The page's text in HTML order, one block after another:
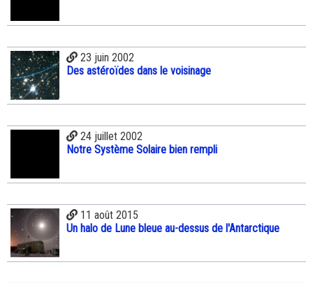
23 juin 2002
Des astéroïdes dans le voisinage
24 juillet 2002
Notre Système Solaire bien rempli
11 août 2015
Un halo de Lune bleue au-dessus de l'Antarctique